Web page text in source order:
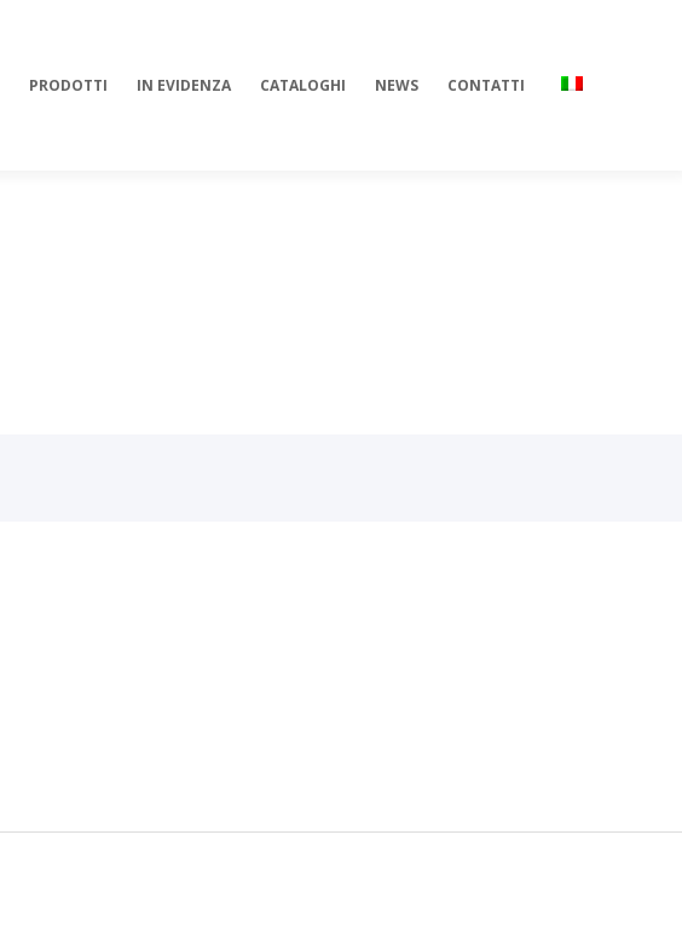
PRODOTTI IN EVIDENZA CATALOGHI NEWS CONTATTI